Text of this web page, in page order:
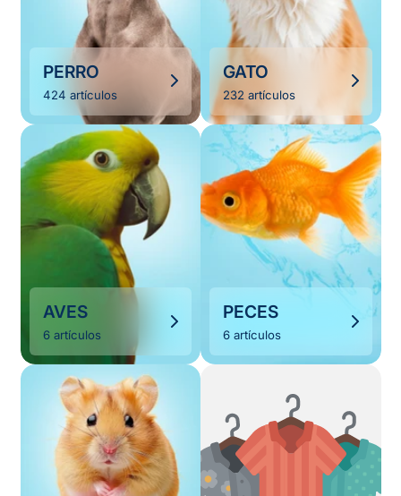
PERRO
424 artículos
GATO
232 artículos
AVES
6 artículos
PECES
6 artículos